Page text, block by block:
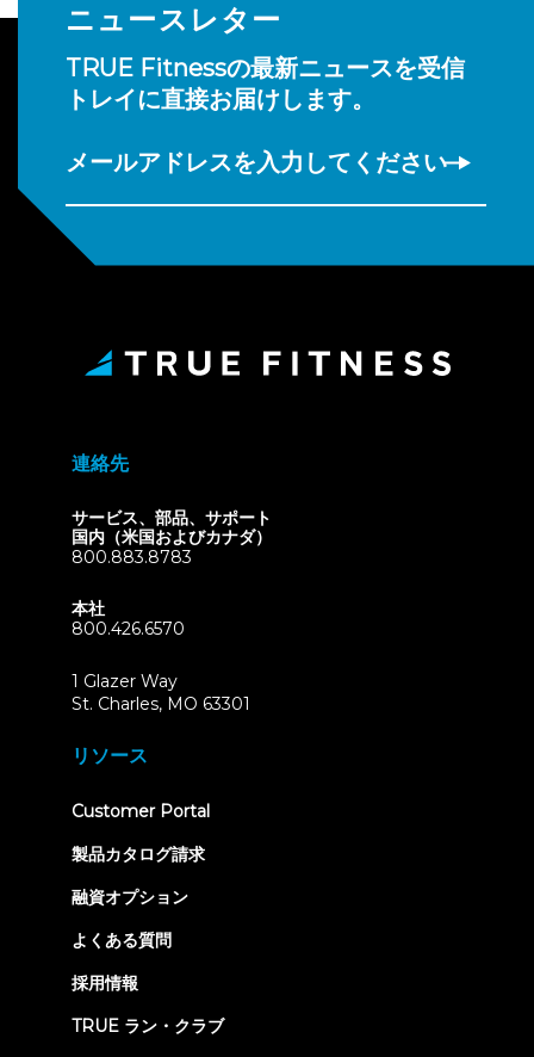
ニュースレター
TRUE Fitnessの最新ニュースを受信
トレイに直接お届けします。
メールアドレスを入力してください
連絡先
サービス、部品、サポート
国内（米国およびカナダ）
800.883.8783
本社
800.426.6570
1 Glazer Way
St. Charles, MO 63301
リソース
Customer Portal(opens
製品カタログ請求
融資オプション
よくある質問
採用情報
TRUE ラン・クラブ